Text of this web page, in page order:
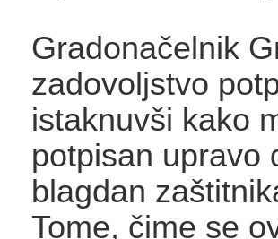
Gradonačelnik
zadovoljstvo
istaknuvši kako
potpisan upravo
blagdan
Tome, čime se